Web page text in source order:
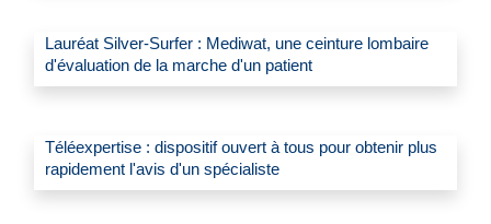
Lauréat Silver-Surfer : Mediwat, une ceinture lombaire
d'évaluation de la marche d'un patient
Téléexpertise : dispositif ouvert à tous pour obtenir plus
rapidement l'avis d'un spécialiste